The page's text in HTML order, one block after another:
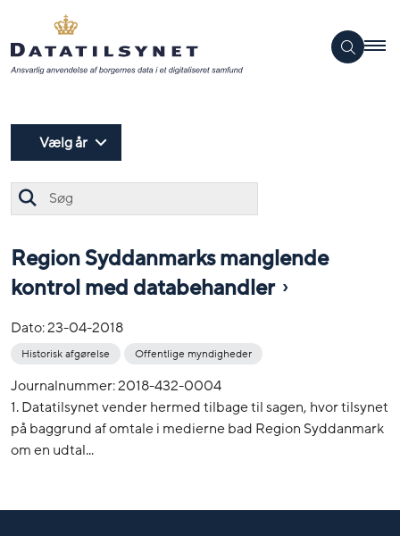
Vælg år
Region Syddanmarks manglende
kontrol med databehandler
Dato:23-04-2018
Historisk afgørelse Offentlige myndigheder
Journalnummer: 2018-432-0004
1. Datatilsynet vender hermed tilbage til sagen, hvor tilsynet
på baggrund af omtale i medierne bad Region Syddanmark
om en udtal...